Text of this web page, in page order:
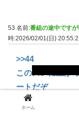
53 名前:番組の途中です
時:2026/02/01(日)
>>44
このスレに上が
ートだぞ
ホーム